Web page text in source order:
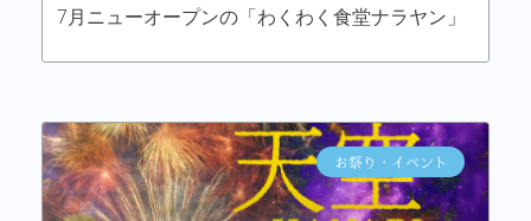
7月ニューオープンの「わくわく食堂ナラヤン」
お祭り・イベント